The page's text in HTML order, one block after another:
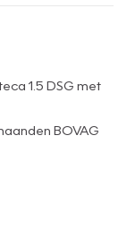
DSG met
BOVAG
naar de